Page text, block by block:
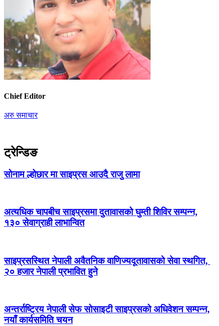
Chief Editor
अरु समाचार
ट्रेन्डिङ
सोनाम ल्होछार मा साइप्रस आउदै राजु लामा
अत्यधिक चापबीच साइप्रसमा दुतावासको घुम्ती शिविर सम्पन्न,
१३० सेवाग्राही लाभान्वित
साइप्रसस्थित नेपाली अवैतनिक वाणिज्यदूतावासको सेवा स्थगित,
२० हजार नेपाली प्रभावित हुने
अन्तर्राष्ट्रिय नेपाली सेफ सोसाइटी साइप्रसको अधिवेशन सम्पन्न,
नयाँ कार्यसमिति चयन